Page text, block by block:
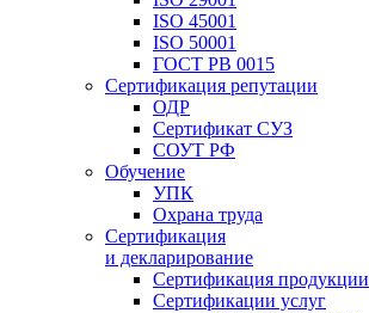
ISO 45001
ISO 50001
ГОСТ РВ 0015
Сертификация репутации
ОДР
Сертификат СУЗ
СОУТ РФ
Обучение
УПК
Охрана труда
Сертификация
и декларирование
Сертификация продукции
Сертификации услуг